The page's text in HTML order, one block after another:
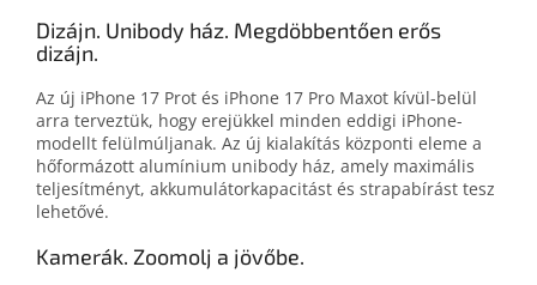
Dizájn. Unibody ház. Megdöbbentően erős
dizájn.
Az új iPhone 17 Prot és iPhone 17 Pro Maxot kívül-belül
arra terveztük, hogy erejükkel minden eddigi iPhone-
modellt felül­múljanak. Az új kiala­kí­tás központi eleme a
hő­formázott alumínium unibody ház, amely maximális
teljesít­ményt, akkumulátor­kapacitást és strapa­bírást tesz
lehetővé.
Kamerák. Zoomolj a jövőbe.